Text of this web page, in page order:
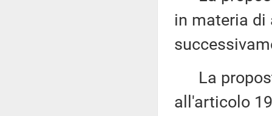
in materia di
La
all'articolo